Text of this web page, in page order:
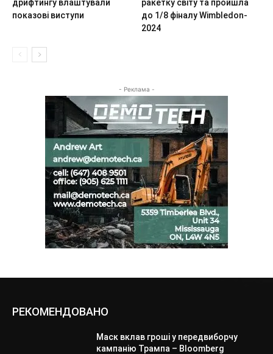
дрифтингу влаштували
показові виступи
ракетку світу та пройшла
до 1/8 фіналу Wimbledon-
2024
- Реклама -
РЕКОМЕНДОВАНО
Маск вклав гроші у передвиборчу
кампанію Трампа – Bloomberg